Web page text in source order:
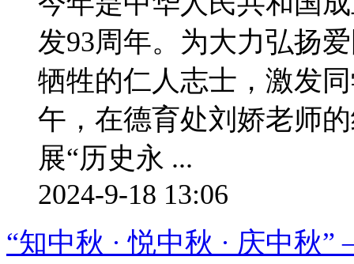
发93周年。为大力弘扬
牺牲的仁人志士，激发
午，在德育处刘娇老师
展“历史永 ...
2024-9-18 13:06
“知中秋 · 悦中秋 · 庆中